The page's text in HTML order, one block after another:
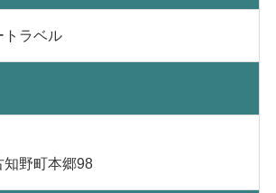
トラベル
知野町本郷98